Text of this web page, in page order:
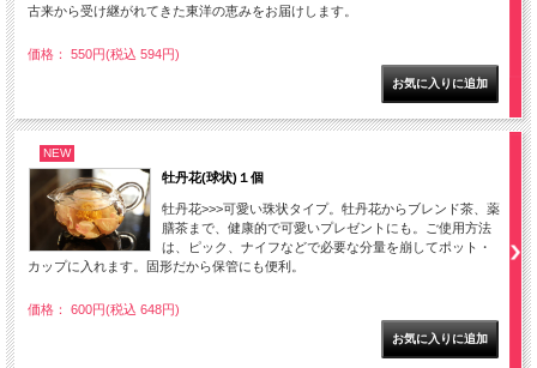
古来から受け継がれてきた東洋の恵みをお届けします。
価格： 550円(税込 594円)
NEW
牡丹花(球状)１個
牡丹花>>>可愛い珠状タイプ。牡丹花からブレンド茶、薬
膳茶まで、健康的で可愛いプレゼントにも。ご使用方法
は、ピック、ナイフなどで必要な分量を崩してポット・
カップに入れます。固形だから保管にも便利。
価格： 600円(税込 648円)